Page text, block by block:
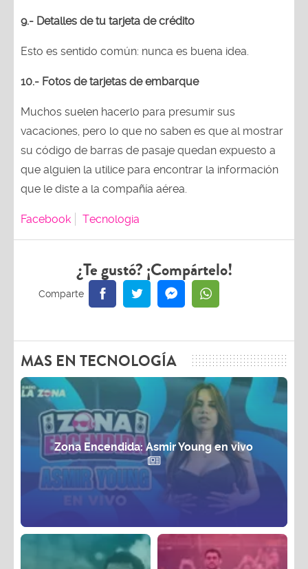
9.- Detalles de tu tarjeta de crédito
Esto es sentido común: nunca es buena idea.
10.- Fotos de tarjetas de embarque
Muchos suelen hacerlo para presumir sus
vacaciones, pero lo que no saben es que al mostrar
su código de barras de pasaje quedan expuesto a
que alguien la utilice para encontrar la información
que le diste a la compañía aérea.
Facebook Tecnologia
¿Te gustó? ¡Compártelo!
MAS EN TECNOLOGÍA
Zona Encendida: Asmir Young en vivo